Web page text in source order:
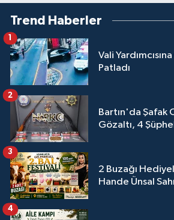
Trend Haberler
Vali
Patladı
1
Bartın'da Şafak
Gözaltı, 4
2
2 Buzağı
Hande Ünsal
3
4